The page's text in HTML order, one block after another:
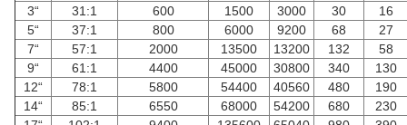
3“
31:1 600 1500 3000 30
16
5“
37:1 800 6000 9200 68
27
7“
57:1 2000 13500 13200 132
58
9“
61:1 4400 45000 30800 340
130
12“
78:1 5800 54400 40560 480
190
14“
85:1 6550 68000 54200 680
230